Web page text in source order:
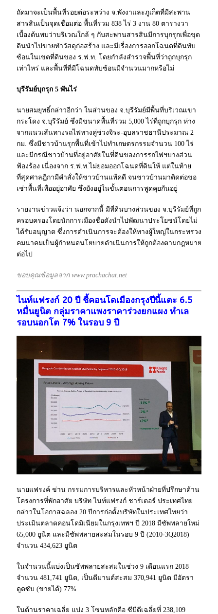
ถัดมาจะเป็นพื้นที่รอยต่อระหว่าง จ.พังงาและภูเก็ตที่มีสะพาน
สารสินเป็นจุดเชื่อมต่อ พื้นที่รวม 838 ไร่ 3 งาน 80 ตารางวา
เบื้องต้นพบว่าบริเวณใกล้ ๆ กับสะพานสารสินมีการบุกรุกเพื่อขุด
ดินนำไปขายทำวัสดุก่อสร้าง และมีเรื่องการออกโฉนดที่ดินทับ
ซ้อนในเขตที่ดินของ ร.ฟ.ท. โดยกำลังสำรวจพื้นที่ว่าถูกบุกรุก
เท่าไหร่ และพื้นที่ที่มีโฉนดทับซ้อนมีจำนวนมากหรือไม่
บุรีรัมย์บุกรุก 5 พันไร่
นายสมยุทธิ์กล่าวอีกว่า ในส่วนของ จ.บุรีรัมย์มีพื้นที่บริเวณเขา
กระโดง จ.บุรีรัมย์ ซึ่งมีขนาดพื้นที่รวม 5,000 ไร่ที่ถูกบุกรุก ห่าง
จากแนวเส้นทางรถไฟทางคู่ช่วงจิระ-อุบลราชธานีประมาณ 2
กม. ซึ่งมีชาวบ้านรุกพื้นที่เข้าไปทำเกษตรกรรมจำนวน 100 ไร่
และมีกรณีชาวบ้านที่อยู่อาศัยในที่ดินของการรถไฟฯบางส่วน
ฟ้องร้อง เนื่องจาก ร.ฟ.ท.ไม่ยอมออกโฉนดที่ดินให้ แต่ในท้าย
ที่สุดศาลฎีกามีคำสั่งให้ชาวบ้านแพ้คดี จนชาวบ้านมาติดต่อขอ
เช่าพื้นที่เพื่ออยู่อาศัย ซึ่งยังอยู่ในขั้นตอนการพูดคุยกันอยู่
รายงานข่าวแจ้งว่า นอกจากนี้ มีที่ดินบางส่วนของ จ.บุรีรัมย์ที่ถูก
ครอบครองโดยนักการเมืองชื่อดังนำไปพัฒนาประโยชน์โดยไม่
ได้รับอนุญาต ซึ่งการดำเนินการจะต้องให้ทางผู้ใหญ่ในกระทรวง
คมนาคมเป็นผู้กำหนดนโยบายดำเนินการให้ถูกต้องตามกฎหมาย
ต่อไป
ขอบคุณข้อมูลจาก www.prachachat.net
ไนท์แฟรงก์ 20 ปี ชี้คอนโดเมืองกรุงปีนี้แตะ 6.5
หมื่นยูนิต กลุ่มราคาแพงราคาร่วงยกแผง ทำเล
รอบนอกโต 7% ในรอบ 9 ปี
นายแฟรงค์ ข่าน กรรมการบริหารและหัวหน้าฝ่ายที่ปรึกษาด้าน
โครงการที่พักอาศัย บริษัท ไนท์แฟรงก์ ชาร์เตอร์ ประเทศไทย
กล่าวในโอกาสฉลอง 20 ปีการก่อตั้งบริษัทในประเทศไทยว่า
ประเมินตลาดคอนโดมิเนียมในกรุงเทพฯ ปี 2018 มีซัพพลายใหม่
65,000 ยูนิต และมีซัพพลายสะสมในรอบ 9 ปี (2010-3Q2018)
จำนวน 434,623 ยูนิต
ในจำนวนนี้แบ่งเป็นซัพพลายสะสมในช่วง 9 เดือนแรก 2018
จำนวน 481,741 ยูนิต, เป็นดีมานด์สะสม 370,941 ยูนิต มีอัตรา
ดูดซับ (ขายได้) 77%
ในด้านราคาเฉลี่ย แบ่ง 3 โซนหลักคือ ซีบีดีเฉลี่ยที่ 238,109